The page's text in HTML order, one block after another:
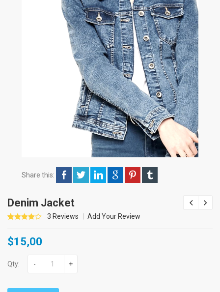
Share this:
Denim Jacket
based
on
3 Reviews Add Your Review
$15,00
Qty: - +